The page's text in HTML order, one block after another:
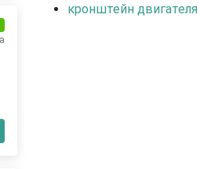
кронштейн двигателя